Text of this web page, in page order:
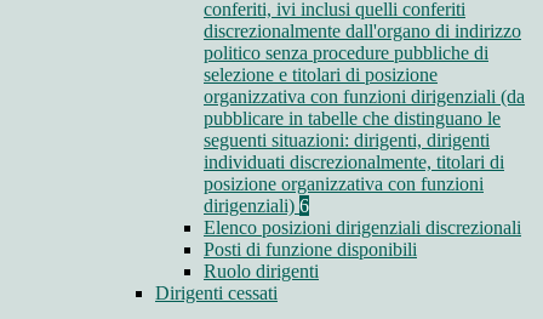
conferiti, ivi inclusi quelli conferiti
discrezionalmente dall'organo di indirizzo
politico senza procedure pubbliche di
selezione e titolari di posizione
organizzativa con funzioni dirigenziali (da
pubblicare in tabelle che distinguano le
seguenti situazioni: dirigenti, dirigenti
individuati discrezionalmente, titolari di
posizione organizzativa con funzioni
dirigenziali) 6
Elenco posizioni dirigenziali discrezionali
Posti di funzione disponibili
Ruolo dirigenti
Dirigenti cessati